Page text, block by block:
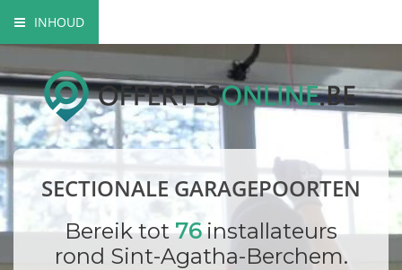
INHOUD
Waarom kiezen voor een sectionaalpoort?
Een manuele of elektrische sectionaalpoort?
Mogelijke materialen
Bedrijf registreren
SECTIONALE GARAGEPOORTEN
Bereik tot76installateurs
rond Sint-Agatha-Berchem.